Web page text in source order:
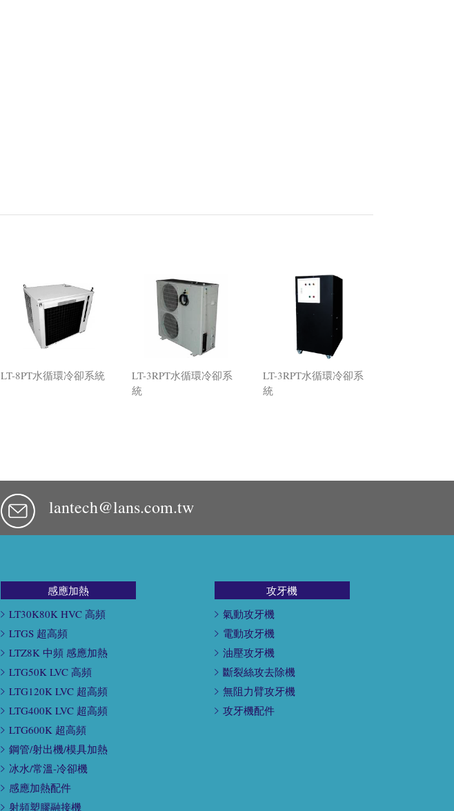
LT-8PT水循環冷卻系統
LT-3RPT水循環冷卻系
統
LT-3RPT水循環冷卻系
統
lantech@lans.com.tw
感應加熱
LT30K80K HVC 高頻
LTGS 超高頻
LTZ8K 中頻 感應加熱
LTG50K LVC 高頻
LTG120K LVC 超高頻
LTG400K LVC 超高頻
LTG600K 超高頻
鋼管/射出機/模具加熱
冰水/常溫-冷卻機
感應加熱配件
射頻塑膠融接機
攻牙機
氣動攻牙機
電動攻牙機
油壓攻牙機
斷裂絲攻去除機
無阻力臂攻牙機
攻牙機配件